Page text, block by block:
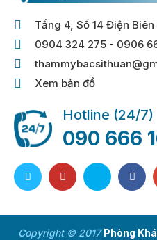
Tầng 4, Số 14 Điện Biên
0904 324 275 - 0906
Xem bản đồ
Hotline (24/7)
090 666
Copyright © 2017Phòng